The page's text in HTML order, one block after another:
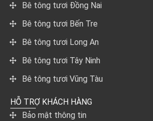
Bê tông tươi Đồng Nai
Bê tông tươi Bến Tre
Bê tông tươi Long An
Bê tông tươi Tây Ninh
Bê tông tươi Vũng Tàu
HỖ TRỢ KHÁCH HÀNG
Bảo mật thông tin